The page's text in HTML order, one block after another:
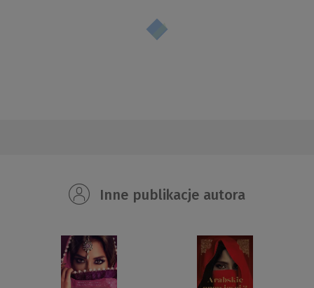
Inne publikacje autora